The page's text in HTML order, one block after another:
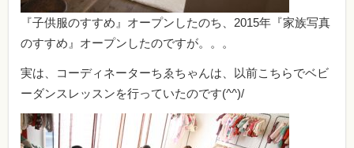
『子供服のすすめ』オープンしたのち、2015年『家族写真
のすすめ』オープンしたのですが。。。
実は、コーディネーターちゑちゃんは、以前こちらでベビ
ーダンスレッスンを行っていたのです(^^)/